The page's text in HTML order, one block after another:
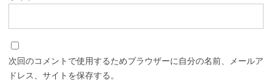
次回のコメントで使用するためブラウザーに自分の名前、メールア
ドレス、サイトを保存する。